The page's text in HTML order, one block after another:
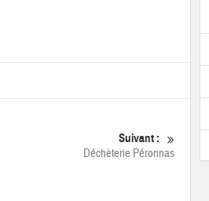
Suivant :
Déchèterie Péronnas